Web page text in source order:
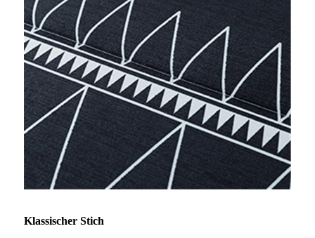
Klassischer Stich